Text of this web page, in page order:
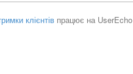
клієнтівпрацює на UserEcho